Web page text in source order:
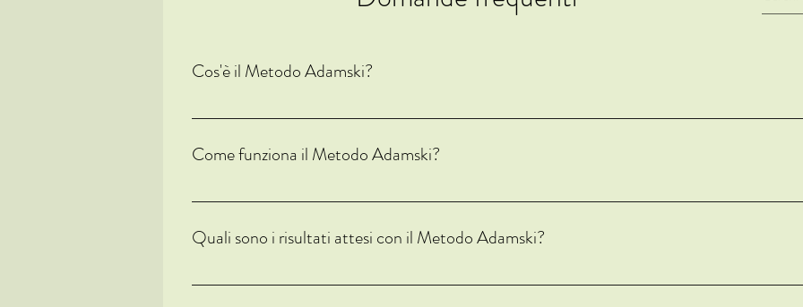
Cos'è il Metodo Adamski?
Il Metodo Adamski è un approccio all'igiene alimentare e al benessere che si basa su un'educazione alimentare
Come funziona il Metodo Adamski?
Il Metodo Adamski si concentra sulla differenziazione tra alimenti "veloci/acidi" e alimenti "lenti/non acidi".
Quali sono i risultati attesi con il Metodo Adamski?
Il Metodo Adamski mira a normalizzare il transito alimentare nel tubo digerente, migliorando l'espulsione delle